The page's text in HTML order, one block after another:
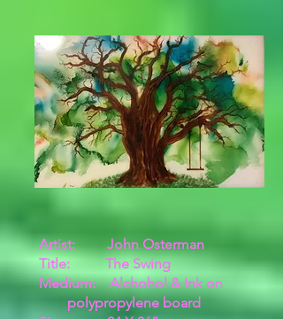
Artist: John Osterman
Title: The Swing
Medium: Alchohol & Ink on
polypropylene board